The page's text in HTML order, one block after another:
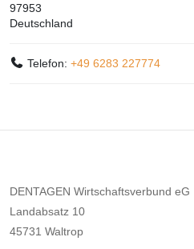
97953
Deutschland
Telefon:+49 6283 227774
DENTAGEN Wirtschaftsverbund eG
Landabsatz 10
45731 Waltrop